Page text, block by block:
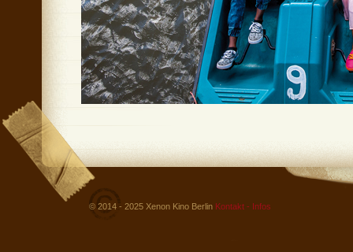
© 2014 - 2025 Xenon Kino Berlin Kontakt - Infos